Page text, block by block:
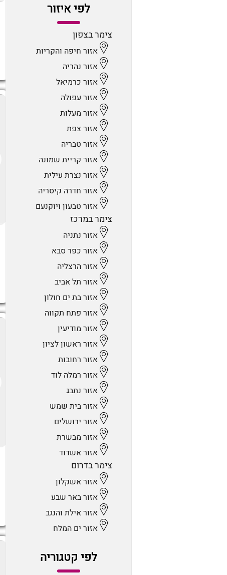
לפי איזור
צימר בצפון
אזור חיפה והקריות
אזור נהריה
אזור כרמיאל
אזור עפולה
אזור מעלות
אזור צפת
אזור טבריה
אזור קריית שמונה
אזור נצרת עילית
אזור חדרה קיסריה
אזור טבעון ויוקנעם
צימר במרכז
אזור נתניה
אזור כפר סבא
אזור הרצליה
אזור תל אביב
אזור בת ים חולון
אזור פתח תקווה
אזור מודיעין
אזור ראשון לציון
אזור רחובות
אזור רמלה לוד
אזור נתבג
אזור בית שמש
אזור ירושלים
אזור מבשרת
אזור אשדוד
צימר בדרום
אזור אשקלון
אזור באר שבע
אזור אילת והנגב
אזור ים המלח
לפי קטגוריה